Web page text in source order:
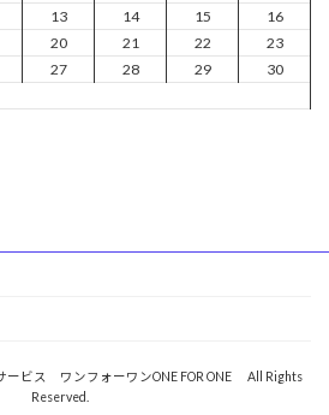
13 14 15
16
20 21 22
23
27 28 29
30
ービス ワンフォーワンONE FOR ONE All Rights
Reserved.